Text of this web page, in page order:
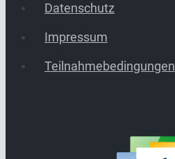
Datenschutz
Impressum
Teilnahmebedingungen